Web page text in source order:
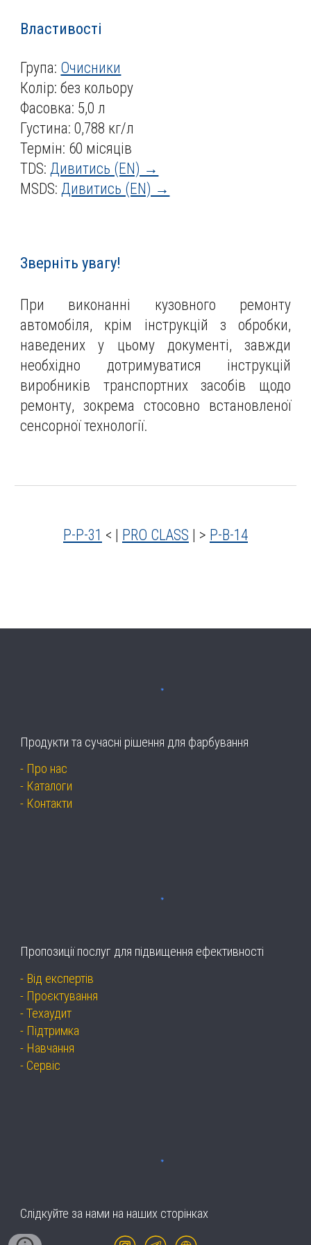
Властивості
Група: Очисники
Колір: без кольору
Фасовка: 5,0 л
Густина: 0,788 кг/л
Термін: 60 місяців
TDS:Дивитись (EN) →
MSDS:Дивитись (EN) →
Зверніть увагу!
При виконанні кузовного ремонту
автомобіля, крім інструкцій з обробки,
наведених у цьому документі, завжди
необхідно дотримуватися інструкцій
виробників транспортних засобів щодо
ремонту, зокрема стосовно встановленої
сенсорної технології.
P-P-31 < | PRO CLASS | > P-B-14
Продукти та сучасні рішення для фарбування
- Про нас
- Каталоги
- Контакти
Пропозиції послуг для підвищення ефективності
- Від експертів
- Проєктування
-Техаудит
- Підтримка
- Навчання
- Сервіс
Слідкуйте за нами на наших сторінках